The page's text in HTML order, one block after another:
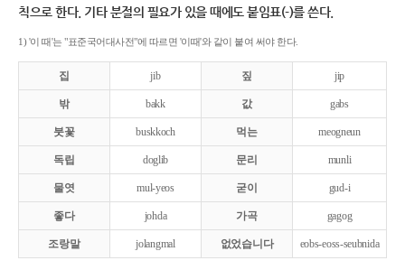
칙으로 한다. 기타 분절의 필요가 있을 때에도 붙임표(-)를 쓴다.
1) '이 때'는 "표준국어대사전"에 따르면 '이때'와 같이 붙여 써야 한다.
집 jib 짚 jip
밖 bakk 값 gabs
붓꽃 buskkoch 먹는 meogneun
독립 doglib 문리 munli
물엿 mul-yeos 굳이 gud-i
좋다 johda 가곡 gagog
조랑말 jolangmal 없었습니다 eobs-eoss-seubnida